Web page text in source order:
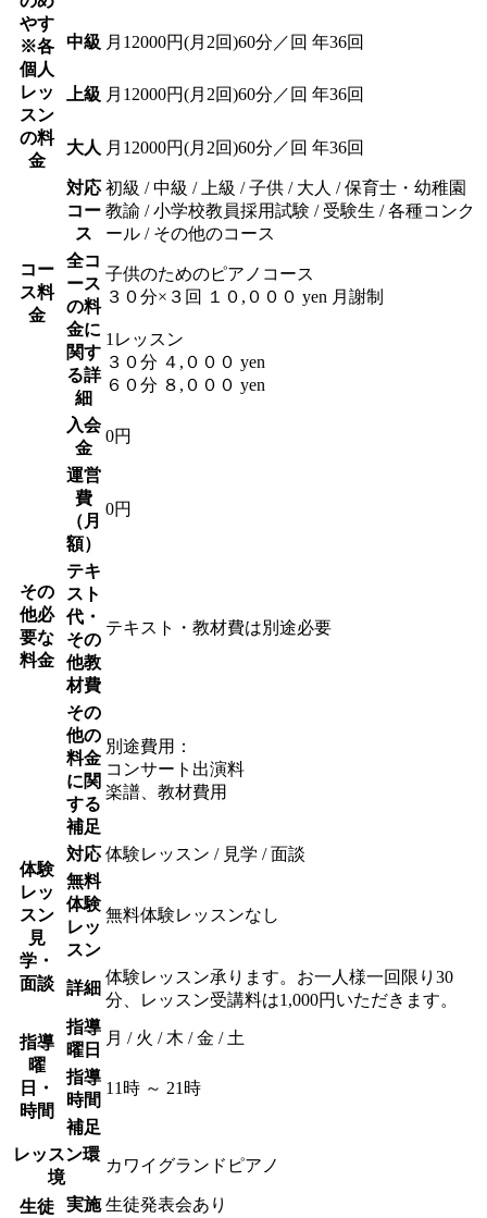
やす
※各
個人
レッ
スン
の料
金
中級 月12000円(月2回)60分／回 年36回
上級 月12000円(月2回)60分／回 年36回
大人 月12000円(月2回)60分／回 年36回
コー
ス料
金
対応
コー
ス
初級 / 中級 / 上級 / 子供 / 大人 / 保育士・幼稚園
教諭 / 小学校教員採用試験 / 受験生 / 各種コンク
ール / その他のコース
全コ
ース
の料
金に
関す
る詳
細
子供のためのピアノコース
３０分×３回 １０,０００ yen 月謝制
1レッスン
３０分 ４,０００ yen
６０分 ８,０００ yen
その
他必
要な
料金
入会
金
0円
運営
費
（月
額）
0円
テキ
スト
代・
その
他教
材費
テキスト・教材費は別途必要
その
他の
料金
に関
する
補足
別途費用：
コンサート出演料
楽譜、教材費用
体験
レッ
スン
見
学・
面談
対応 体験レッスン / 見学 / 面談
無料
体験
レッ
スン
無料体験レッスンなし
詳細
体験レッスン承ります。お一人様一回限り30
分、レッスン受講料は1,000円いただきます。
指導
曜
日・
時間
指導
曜日
月 / 火 / 木 / 金 / 土
指導
時間
11時 ～ 21時
補足
レッスン環
境
カワイグランドピアノ
生徒
実施 生徒発表会あり